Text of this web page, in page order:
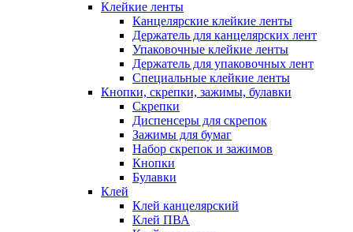
Клейкие ленты
Канцелярские клейкие ленты
Держатель для канцелярских лент
Упаковочные клейкие ленты
Держатель для упаковочных лент
Специальные клейкие ленты
Кнопки, скрепки, зажимы, булавки
Скрепки
Диспенсеры для скрепок
Зажимы для бумаг
Набор скрепок и зажимов
Кнопки
Булавки
Клей
Клей канцелярский
Клей ПВА